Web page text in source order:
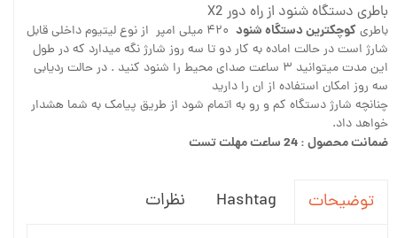
باطری دستگاه شنود از راه دور X2
باطریکوچکترین دستگاه شنود
۴۲۰ میلی امپر از نوع لیتیوم داخلی قابل
شارژ است در حالت اماده به کار دو تا سه روز شارژ نگه میدارد که در طول
این مدت میتوانید ۳ ساعت صدای محیط را شنود کنید . در حالت ردیابی
سه روز امکان استفاده از ان را دارید
چنانچه شارژ دستگاه کم و رو به اتمام شود از طریق پیامک به شما هشدار
خواهد داد.
ضمانت محصول : 24 ساعت مهلت تست
توضیحات Hashtag نظرات